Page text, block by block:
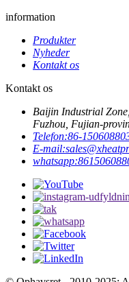
information
Produkter
Nyheder
Kontakt os
Kontakt os
Baijin Industrial
Fuzhou, Fujian-
Telefon:86-
E-mail:
whatsapp: